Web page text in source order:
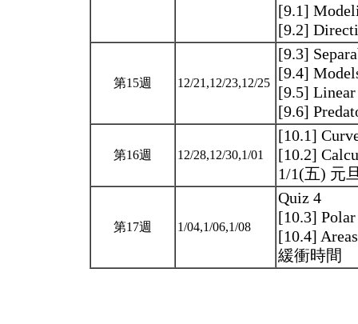
[9.1]
[9.2]
第15週 12/21,12/23,12/25
[9.3]
[9.4]
[9.5]
[9.6]
第16週 12/28,12/30,1/01
[10.1]
[10.2]
1/1(五) 元
第17週 1/04,1/06,1/08
Quiz 4
[10.3]
[10.4]
緩衝時間